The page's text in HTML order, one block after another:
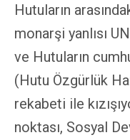
Hutuların
monarşi yanlısı
ve Hutuların
(Hutu Özgürlük
rekabeti ile
noktası, Sosyal